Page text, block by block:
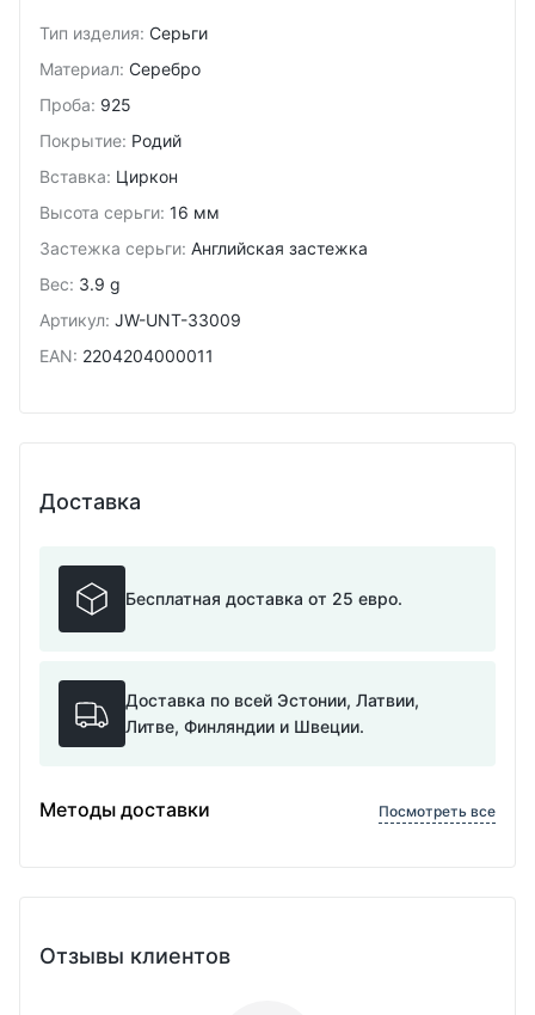
Тип изделия: Серьги
Материал: Серебро
Проба: 925
Покрытие: Родий
Вставка: Циркон
Высота серьги: 16 мм
Застежка серьги: Английская застежка
Вес: 3.9 g
Артикул: JW-UNT-33009
EAN: 2204204000011
Доставка
Бесплатная доставка от 25 евро.
Доставка по всей Эстонии, Латвии,
Литве, Финляндии и Швеции.
Методы доставки Посмотреть все
Отзывы клиентов